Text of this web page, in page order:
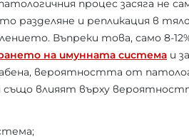
процес засяга не
разделяне и репликация в
Въпреки това, само 8-
на имунната система и
вероятността от
също влияят върху